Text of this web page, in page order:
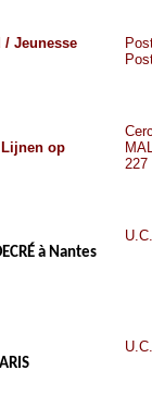
Jeunesse
Lijnen op
227
à Nantes